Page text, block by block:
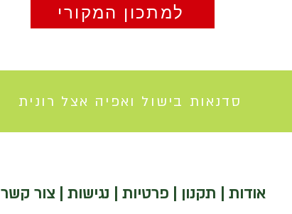
למתכון המקורי
סדנאות בישול ואפיה אצל רונית
אודות תקנון |פרטיות נגישות |צור קשר